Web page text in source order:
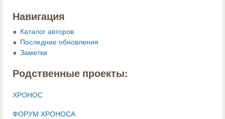
Навигация
Каталог авторов
Последние обновления
Заметки
Родственные проекты:
ХРОНОС
ФОРУМ ХРОНОСА